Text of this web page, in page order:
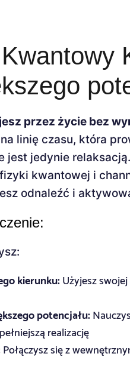
przez życie bez
linię czasu, która
jest jedynie
kwantowej i
odnaleźć i
kierunku:Użyjesz
potencjału:
realizację
Połączysz się z